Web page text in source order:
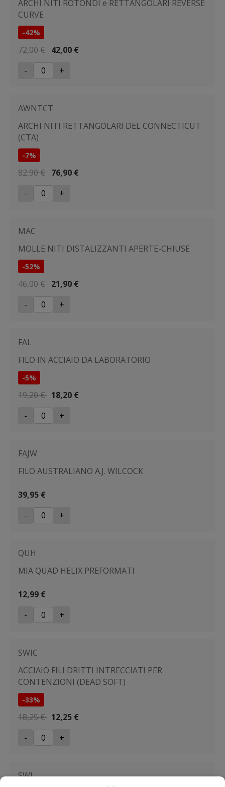
ARCHI NITI ROTONDI e RETTANGOLARI REVERSE
CURVE
-42%
72,00 € 42,00 €
-
+
AWNTCT
ARCHI NITI RETTANGOLARI DEL CONNECTICUT
(CTA)
-7%
82,90 € 76,90 €
-
+
MAC
MOLLE NITI DISTALIZZANTI APERTE-CHIUSE
-52%
46,00 € 21,90 €
-
+
FAL
FILO IN ACCIAIO DA LABORATORIO
-5%
19,20 € 18,20 €
-
+
FAJW
FILO AUSTRALIANO A.J. WILCOCK
39,95 €
-
+
QUH
MIA QUAD HELIX PREFORMATI
12,99 €
-
+
SWIC
ACCIAIO FILI DRITTI INTRECCIATI PER
CONTENZIONI (DEAD SOFT)
-33%
18,25 € 12,25 €
-
+
SWI